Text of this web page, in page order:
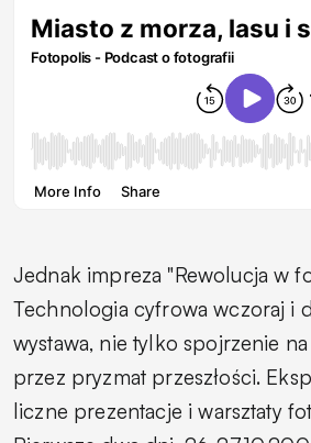
Jednak impreza "Rewolucja w
Technologia cyfrowa wczoraj i
wystawa, nie tylko spojrzenie
przez pryzmat przeszłości.
liczne prezentacje i warsztaty